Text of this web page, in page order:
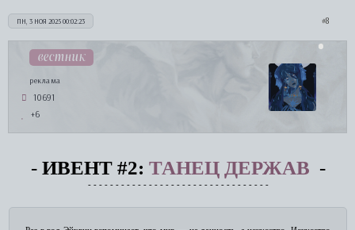
8
ПН, 3 НОЯ 2025 00:02:23
вестник
реклама
10691
+6
‑ ИВЕНТ #2: ТАНЕЦ ДЕРЖАВ ‑
‑ ‑ ‑ ‑ ‑ ‑ ‑ ‑ ‑ ‑ ‑ ‑ ‑ ‑ ‑ ‑ ‑ ‑ ‑ ‑ ‑ ‑ ‑ ‑ ‑ ‑ ‑ ‑ ‑ ‑ ‑ ‑ ‑